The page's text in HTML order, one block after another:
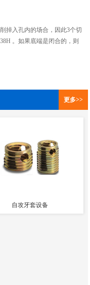
掉入孔内的场合，因此3个切
。如果底端是闭合的，则
更多>>
自攻牙套设备